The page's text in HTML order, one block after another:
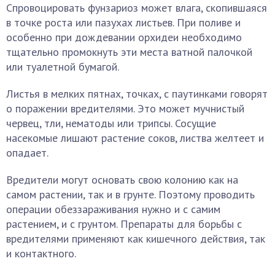
Спровоцировать фунзариоз может влага, скопившаяся
в точке роста или пазухах листьев. При поливе и
особенно при дождевании орхидеи необходимо
тщательно промокнуть эти места ватной палочкой
или туалетной бумагой.
Листья в мелких пятнах, точках, с паутинками говорят
о поражении вредителями. Это может мучнистый
червец, тли, нематоды или трипсы. Сосущие
насекомые лишают растение соков, листва желтеет и
опадает.
Вредители могут основать свою колонию как на
самом растении, так и в грунте. Поэтому проводить
операции обеззараживания нужно и с самим
растением, и с грунтом. Препараты для борьбы с
вредителями применяют как кишечного действия, так
и контактного.